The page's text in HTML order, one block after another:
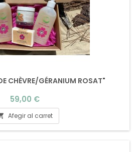
CHÈVRE/GÉRANIUM ROSAT"
Preu
59,00 €
Afegir al carret